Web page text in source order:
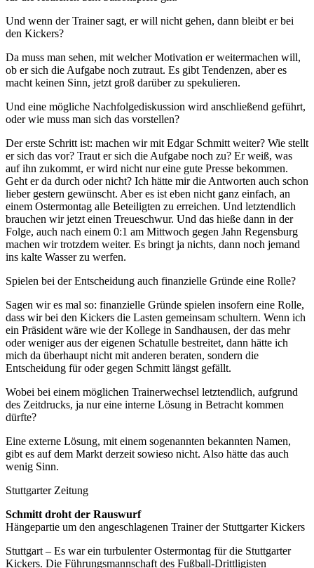
Und wenn der Trainer sagt, er will nicht gehen, dann bleibt er bei
den Kickers?
Da muss man sehen, mit welcher Motivation er weitermachen will,
ob er sich die Aufgabe noch zutraut. Es gibt Tendenzen, aber es
macht keinen Sinn, jetzt groß darüber zu spekulieren.
Und eine mögliche Nachfolgediskussion wird anschließend geführt,
oder wie muss man sich das vorstellen?
Der erste Schritt ist: machen wir mit Edgar Schmitt weiter? Wie stellt
er sich das vor? Traut er sich die Aufgabe noch zu? Er weiß, was
auf ihn zukommt, er wird nicht nur eine gute Presse bekommen.
Geht er da durch oder nicht? Ich hätte mir die Antworten auch schon
lieber gestern gewünscht. Aber es ist eben nicht ganz einfach, an
einem Ostermontag alle Beteiligten zu erreichen. Und letztendlich
brauchen wir jetzt einen Treueschwur. Und das hieße dann in der
Folge, auch nach einem 0:1 am Mittwoch gegen Jahn Regensburg
machen wir trotzdem weiter. Es bringt ja nichts, dann noch jemand
ins kalte Wasser zu werfen.
Spielen bei der Entscheidung auch finanzielle Gründe eine Rolle?
Sagen wir es mal so: finanzielle Gründe spielen insofern eine Rolle,
dass wir bei den Kickers die Lasten gemeinsam schultern. Wenn ich
ein Präsident wäre wie der Kollege in Sandhausen, der das mehr
oder weniger aus der eigenen Schatulle bestreitet, dann hätte ich
mich da überhaupt nicht mit anderen beraten, sondern die
Entscheidung für oder gegen Schmitt längst gefällt.
Wobei bei einem möglichen Trainerwechsel letztendlich, aufgrund
des Zeitdrucks, ja nur eine interne Lösung in Betracht kommen
dürfte?
Eine externe Lösung, mit einem sogenannten bekannten Namen,
gibt es auf dem Markt derzeit sowieso nicht. Also hätte das auch
wenig Sinn.
Stuttgarter Zeitung
Schmitt droht der Rauswurf
Hängepartie um den angeschlagenen Trainer der Stuttgarter Kickers
Stuttgart – Es war ein turbulenter Ostermontag für die Stuttgarter
Kickers. Die Führungsmannschaft des Fußball-Drittligisten